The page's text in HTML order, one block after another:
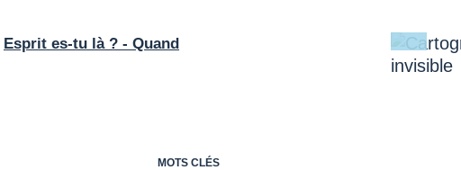
Esprit es-tu là ? - Quand
MOTS CLÉS